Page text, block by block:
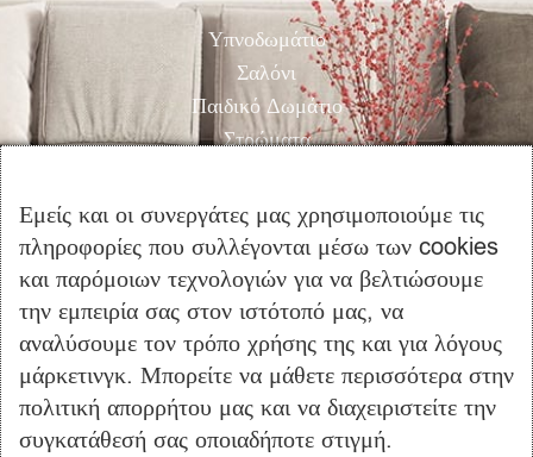
Υπνοδωμάτιο
Σαλόνι
Παιδικό Δωμάτιο
Στρώματα
ΕΞΥΠΗΡΕΤΗΣΗ ΠΕΛΑΤΩΝ
Ο Λογαριασμός μου
Λίστα Επιθυμιών
Αγορά
Καλάθι Αγορών
Επικοινωνία
Εμείς και οι συνεργάτες μας χρησιμοποιούμε τις
πληροφορίες που συλλέγονται μέσω των cookies
και παρόμοιων τεχνολογιών για να βελτιώσουμε
την εμπειρία σας στον ιστότοπό μας, να
αναλύσουμε τον τρόπο χρήσης της και για λόγους
μάρκετινγκ. Μπορείτε να μάθετε περισσότερα στην
πολιτική απορρήτου μας και να διαχειριστείτε την
συγκατάθεσή σας οποιαδήποτε στιγμή.